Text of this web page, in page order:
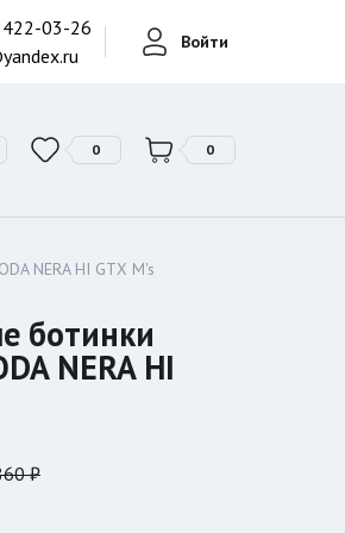
422-03-26
Войти
0 0
Фонари поисковые
Фонари тактические
NERA HI GTX M's
ботинки
NERA HI
₽